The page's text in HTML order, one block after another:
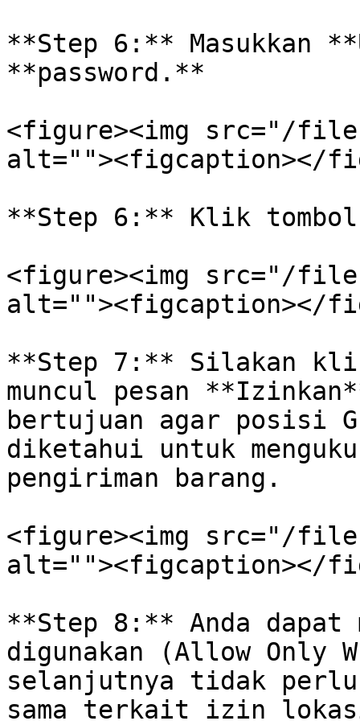
**Step 6:** Masukkan
**password.**
<figure><img src="/files/
alt=""><figcaption></
**Step 6:** Klik
<figure><img src="/files/
alt=""><figcaption></
**Step 7:** Silakan
muncul pesan
bertujuan agar posisi
diketahui untuk
pengiriman barang.
<figure><img src="/
alt=""><figcaption></
**Step 8:** Anda
digunakan (Allow Only
selanjutnya tidak perlu
sama terkait izin